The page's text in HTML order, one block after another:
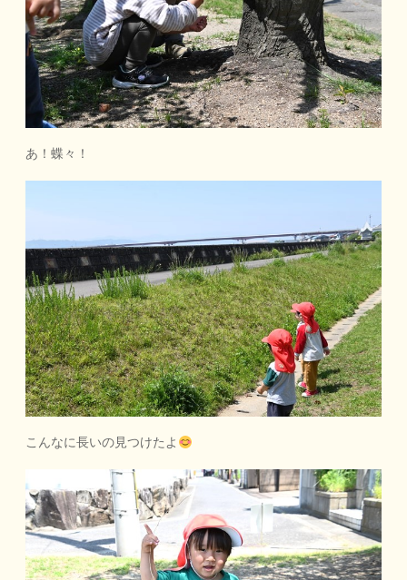
あ！蝶々！
こんなに長いの見つけたよ